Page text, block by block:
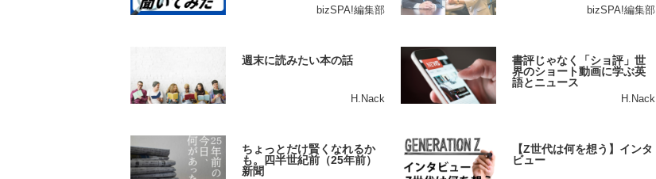
bizSPA!編集部 bizSPA!編集部
週末に読みたい本の話
H.Nack
書評じゃなく「ショ評」世
界のショート動画に学ぶ英
語とニュース
H.Nack
ちょっとだけ賢くなれるか
も。四半世紀前（25年前）
新聞
【Z世代は何を想う】インタ
ビュー